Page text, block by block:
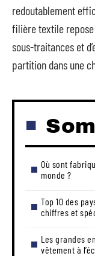
redoutablement
filière textile
sous-traitances et
partition dans une
Où sont
monde ?
Top 10 des
chiffres et
Les grandes
vêtement à